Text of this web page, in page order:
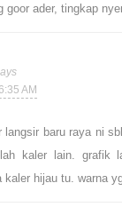
ader, tingkap
AM
baru raya ni
kaler lain. grafik
hijau tu. warna